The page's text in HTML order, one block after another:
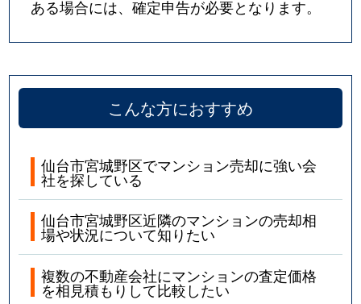
ある場合には、確定申告が必要となります。
こんな方におすすめ
仙台市宮城野区でマンション売却に強い会
社を探している
仙台市宮城野区近隣のマンションの売却相
場や状況について知りたい
複数の不動産会社にマンションの査定価格
を相見積もりして比較したい